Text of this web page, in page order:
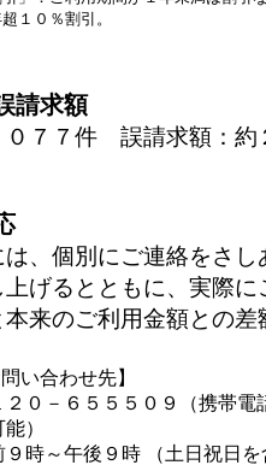
１０％割引。
請求額
７７件 誤請求額：約
、個別にご連絡をさし
げるとともに、実際に
来のご利用金額との差
い合わせ先】
２０－６５５５０９（携帯電
）
９時～午後９時 （土日祝日